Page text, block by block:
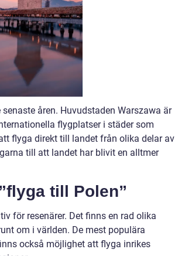
åren. Huvudstaden Warszawa är
flygplatser i städer som
flyga direkt till landet från olika delar av
till att landet har blivit en alltmer
till Polen”
för resenärer. Det finns en rad olika
om i världen. De mest populära
också möjlighet att flyga inrikes